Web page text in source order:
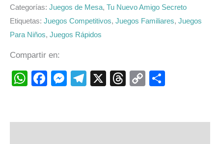
Categorías: Juegos de Mesa, Tu Nuevo Amigo Secreto
Etiquetas: Juegos Competitivos, Juegos Familiares, Juegos
Para Niños, Juegos Rápidos
Compartir en:
WhatsApp
Facebook
Messenger
Telegram
X Threads
Copy